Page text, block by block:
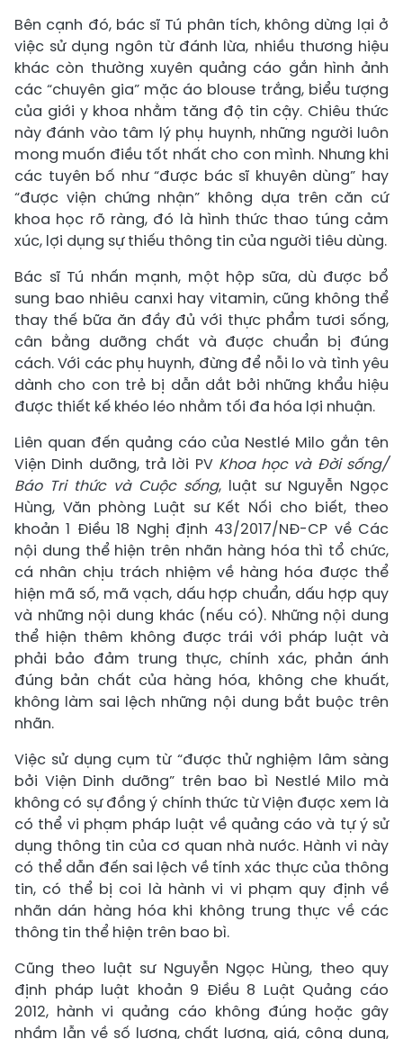
Bên cạnh đó, bác sĩ Tú phân tích, không dừng lại ở
việc sử dụng ngôn từ đánh lừa, nhiều thương hiệu
khác còn thường xuyên quảng cáo gắn hình ảnh
các “chuyên gia” mặc áo blouse trắng, biểu tượng
của giới y khoa nhằm tăng độ tin cậy. Chiêu thức
này đánh vào tâm lý phụ huynh, những người luôn
mong muốn điều tốt nhất cho con mình. Nhưng khi
các tuyên bố như “được bác sĩ khuyên dùng” hay
“được viện chứng nhận” không dựa trên căn cứ
khoa học rõ ràng, đó là hình thức thao túng cảm
xúc, lợi dụng sự thiếu thông tin của người tiêu dùng.
Bác sĩ Tú nhấn mạnh, một hộp sữa, dù được bổ
sung bao nhiêu canxi hay vitamin, cũng không thể
thay thế bữa ăn đầy đủ với thực phẩm tươi sống,
cân bằng dưỡng chất và được chuẩn bị đúng
cách. Với các phụ huynh, đừng để nỗi lo và tình yêu
dành cho con trẻ bị dẫn dắt bởi những khẩu hiệu
được thiết kế khéo léo nhằm tối đa hóa lợi nhuận.
Liên quan đến quảng cáo của Nestlé Milo gắn tên
Viện Dinh dưỡng, trả lời PV Khoa học và Đời sống/
Báo Tri thức và Cuộc sống, luật sư Nguyễn Ngọc
Hùng, Văn phòng Luật sư Kết Nối cho biết, theo
khoản 1 Điều 18 Nghị định 43/2017/NĐ-CP về Các
nội dung thể hiện trên nhãn hàng hóa thì tổ chức,
cá nhân chịu trách nhiệm về hàng hóa được thể
hiện mã số, mã vạch, dấu hợp chuẩn, dấu hợp quy
và những nội dung khác (nếu có). Những nội dung
thể hiện thêm không được trái với pháp luật và
phải bảo đảm trung thực, chính xác, phản ánh
đúng bản chất của hàng hóa, không che khuất,
không làm sai lệch những nội dung bắt buộc trên
nhãn.
Việc sử dụng cụm từ “được thử nghiệm lâm sàng
bởi Viện Dinh dưỡng” trên bao bì Nestlé Milo mà
không có sự đồng ý chính thức từ Viện được xem là
có thể vi phạm pháp luật về quảng cáo và tự ý sử
dụng thông tin của cơ quan nhà nước. Hành vi này
có thể dẫn đến sai lệch về tính xác thực của thông
tin, có thể bị coi là hành vi vi phạm quy định về
nhãn dán hàng hóa khi không trung thực về các
thông tin thể hiện trên bao bì.
Cũng theo luật sư Nguyễn Ngọc Hùng, theo quy
định pháp luật khoản 9 Điều 8 Luật Quảng cáo
2012, hành vi quảng cáo không đúng hoặc gây
nhầm lẫn về số lượng, chất lượng, giá, công dụng,